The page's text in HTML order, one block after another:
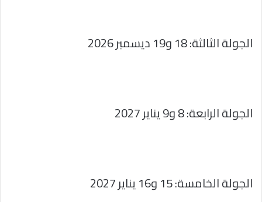
الجولة الثالثة: 18 و19 ديسمبر 2026
الجولة الرابعة: 8 و9 يناير 2027
الجولة الخامسة: 15 و16 يناير 2027